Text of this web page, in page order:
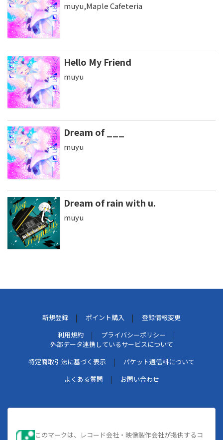
muyu,Maple Cafeteria
Hello My Friend
muyu
Dream of ___
muyu
Dream of rain with u.
muyu
新規登録 ポイント購入
登録情報変更
利用規約
プライバシーポリシー
外部データ連携しているサービスについて
特定商取引法に基づく表示
パケット通信料について
よくある質問
お問い合わせ
このマークは、レコード会社・映像製作会社が提供するコ